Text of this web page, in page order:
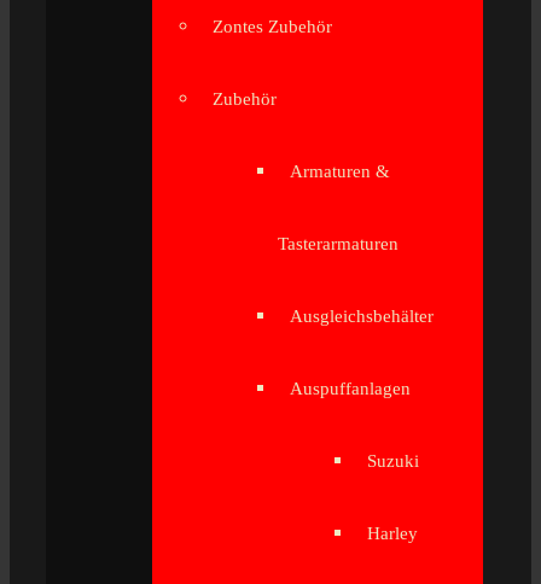
Zontes Zubehör
Zubehör
Armaturen &
Tasterarmaturen
Ausgleichsbehälter
Auspuffanlagen
Suzuki
Harley